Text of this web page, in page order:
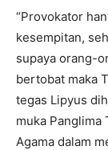
“Provokator
kesempitan,
supaya orang-
bertobat maka
tegas Lipyus
muka Panglima
Agama dalam